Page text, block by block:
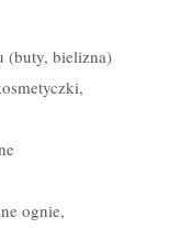
(buty, bielizna)
ognie,